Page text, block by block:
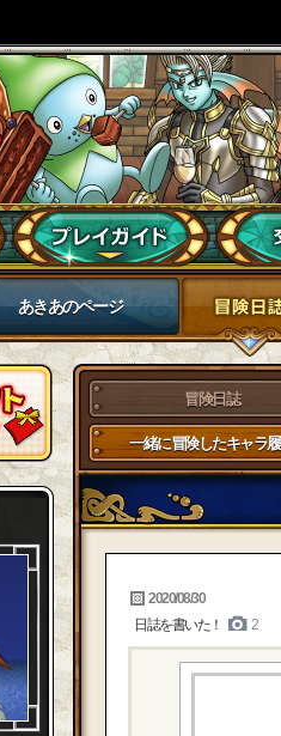
あきあのページ
冒険日誌
一緒に冒険したキャラ
2020/08/30
日誌を書いた！
2